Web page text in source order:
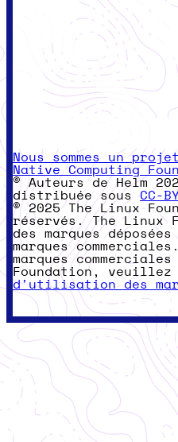
Nous sommes un
Native Computing
© Auteurs de Helm
distribuée sousCC-
© 2025 The Linux
réservés. The Linux
des marques
marques
marques
Foundation,
d'utilisation des